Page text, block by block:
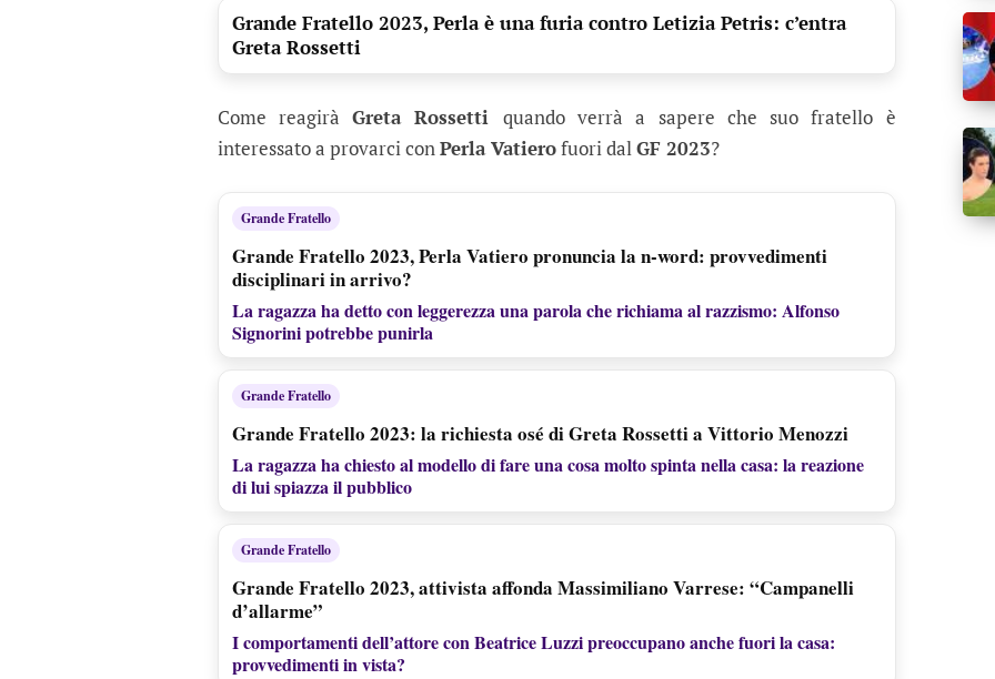
Grande Fratello 2023, Perla è una furia contro Letizia Petris: c’entra
Greta Rossetti
Come reagiràGreta Rossetti quando verrà a sapere che suo fratello è
interessato a provarci conPerla Vatierofuori dalGF 2023?
Grande Fratello
Grande Fratello 2023, Perla Vatiero pronuncia la n-word: provvedimenti
disciplinari in arrivo?
La ragazza ha detto con leggerezza una parola che richiama al razzismo: Alfonso
Signorini potrebbe punirla
Grande Fratello
Grande Fratello 2023: la richiesta osé di Greta Rossetti a Vittorio Menozzi
La ragazza ha chiesto al modello di fare una cosa molto spinta nella casa: la reazione
di lui spiazza il pubblico
Grande Fratello
Grande Fratello 2023, attivista affonda Massimiliano Varrese: “Campanelli
d’allarme”
I comportamenti dell’attore con Beatrice Luzzi preoccupano anche fuori la casa:
provvedimenti in vista?